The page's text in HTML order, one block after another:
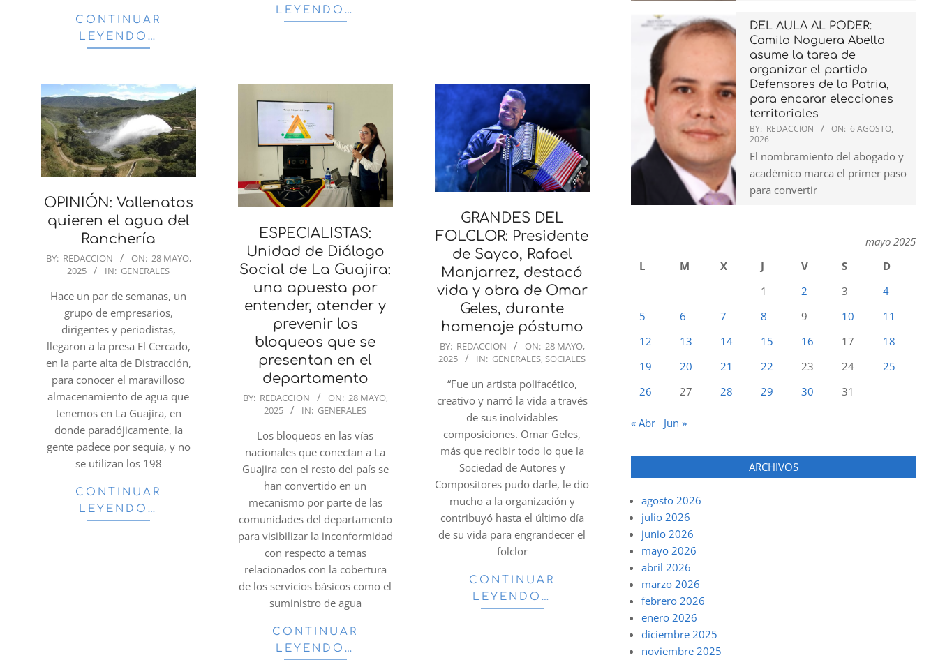
CONTINUAR
LEYENDO…
LEYENDO…
OPINIÓN: Vallenatos
quieren el agua del
Ranchería
2025-
28
BY: REDACCION ON: 28 MAYO,
2025
IN: GENERALES
Hace un par de semanas, un
grupo de empresarios,
dirigentes y periodistas,
llegaron a la presa El Cercado,
en la parte alta de Distracción,
para conocer el maravilloso
almacenamiento de agua que
tenemos en La Guajira, en
donde paradójicamente, la
gente padece por sequía, y no
se utilizan los 198
CONTINUAR
LEYENDO…
ESPECIALISTAS:
Unidad de Diálogo
Social de La Guajira:
una apuesta por
entender, atender y
prevenir los
bloqueos que se
presentan en el
departamento
2025-
BY: REDACCION ON: 28 MAYO,
2025
IN: GENERALES
Los bloqueos en las vías
nacionales que conectan a La
Guajira con el resto del país se
han convertido en un
mecanismo por parte de las
comunidades del departamento
para visibilizar la inconformidad
con respecto a temas
relacionados con la cobertura
de los servicios básicos como el
suministro de agua
CONTINUAR
LEYENDO…
GRANDES DEL
FOLCLOR: Presidente
de Sayco, Rafael
Manjarrez, destacó
vida y obra de Omar
Geles, durante
homenaje póstumo
2025-
05-
BY: REDACCION ON: 28 MAYO,
2025
IN: GENERALES,SOCIALES
“Fue un artista polifacético,
creativo y narró la vida a través
de sus inolvidables
composiciones. Omar Geles,
más que recibir todo lo que la
Sociedad de Autores y
Compositores pudo darle, le dio
mucho a la organización y
contribuyó hasta el último día
de su vida para engrandecer el
folclor
CONTINUAR
LEYENDO…
DEL AULA AL PODER:
Camilo Noguera Abello
asume la tarea de
organizar el partido
Defensores de la Patria,
para encarar elecciones
territoriales
BY: REDACCION ON: 6 AGOSTO,
2026
El nombramiento del abogado y
académico marca el primer paso
para convertir
mayo 2025
L
M X J V S
D
1
2 3
4
5
6 7 8 9 10
11
12
13 14 15 16 17
18
19
20 21 22 23 24
25
26
27 28 29 30 31
« Abr Jun »
ARCHIVOS
agosto 2026
julio 2026
junio 2026
mayo 2026
abril 2026
marzo 2026
febrero 2026
enero 2026
diciembre 2025
noviembre 2025